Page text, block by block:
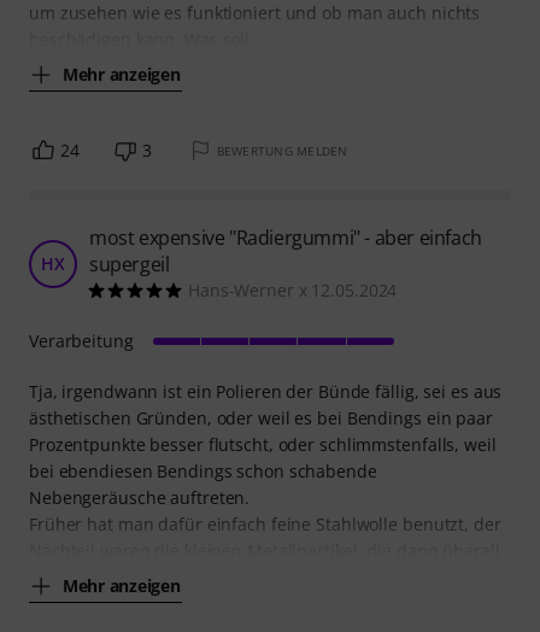
um zusehen wie es funktioniert und ob man auch nichts
Mehr anzeigen
24 3 BEWERTUNG MELDEN
HX
most expensive "Radiergummi" - aber einfach
supergeil
Hans-Werner x 12.05.2024
Tja, irgendwann ist ein Polieren der Bünde fällig, sei es aus
ästhetischen Gründen, oder weil es bei Bendings ein paar
Prozentpunkte besser flutscht, oder schlimmstenfalls, weil
bei ebendiesen Bendings schon schabende
Nebengeräusche auftreten.
Früher hat man dafür einfach feine Stahlwolle benutzt, der
Mehr anzeigen
Verarbeitung